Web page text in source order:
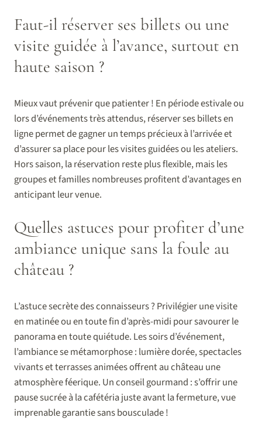
Faut-il réserver ses billets ou une
visite guidée à l’avance, surtout en
haute saison ?
Mieux vaut prévenir que patienter ! En période estivale ou
lors d’événements très attendus, réserver ses billets en
ligne permet de gagner un temps précieux à l’arrivée et
d’assurer sa place pour les visites guidées ou les ateliers.
Hors saison, la réservation reste plus flexible, mais les
groupes et familles nombreuses profitent d’avantages en
anticipant leur venue.
Quelles astuces pour profiter d’une
ambiance unique sans la foule au
château ?
L’astuce secrète des connaisseurs ? Privilégier une visite
en matinée ou en toute fin d’après-midi pour savourer le
panorama en toute quiétude. Les soirs d’événement,
l’ambiance se métamorphose : lumière dorée, spectacles
vivants et terrasses animées offrent au château une
atmosphère féerique. Un conseil gourmand : s’offrir une
pause sucrée à la cafétéria juste avant la fermeture, vue
imprenable garantie sans bousculade !